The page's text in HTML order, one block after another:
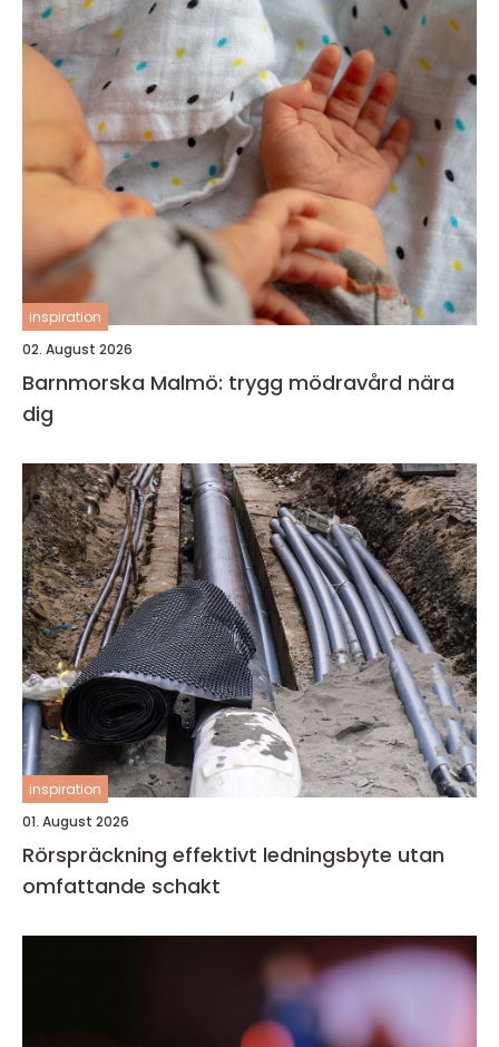
inspiration
02. August 2026
Barnmorska Malmö: trygg mödravård nära
dig
inspiration
01. August 2026
Rörspräckning effektivt ledningsbyte utan
omfattande schakt